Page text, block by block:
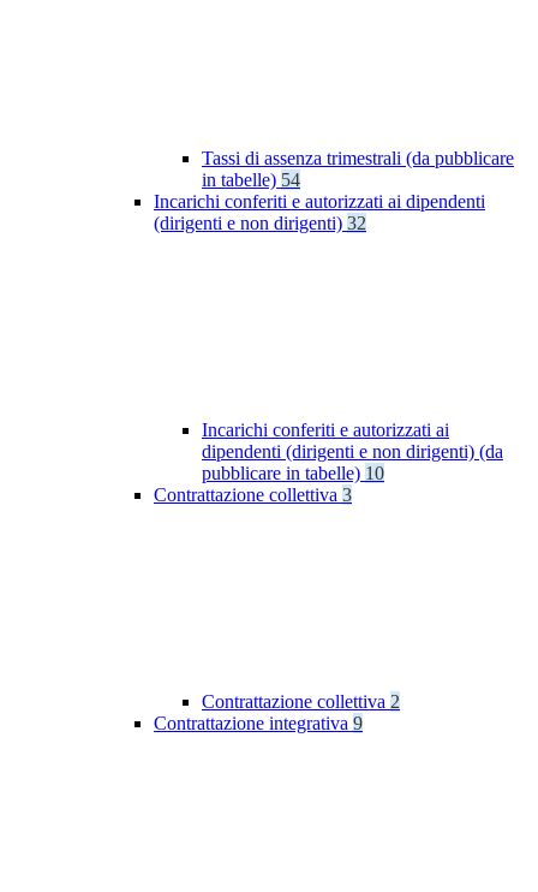
Tassi di assenza trimestrali (da pubblicare
in tabelle) 54
Incarichi conferiti e autorizzati ai dipendenti
(dirigenti e non dirigenti) 32
Incarichi conferiti e autorizzati ai
dipendenti (dirigenti e non dirigenti) (da
pubblicare in tabelle) 10
Contrattazione collettiva 3
Contrattazione collettiva 2
Contrattazione integrativa 9